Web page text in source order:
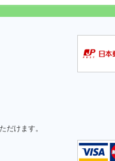
だけます。